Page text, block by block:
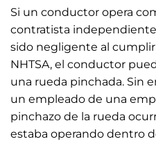
Si un conductor opera
contratista
sido negligente al
NHTSA, el conductor
una rueda pinchada. Sin
un empleado de una
pinchazo de la rueda
estaba operando dentro